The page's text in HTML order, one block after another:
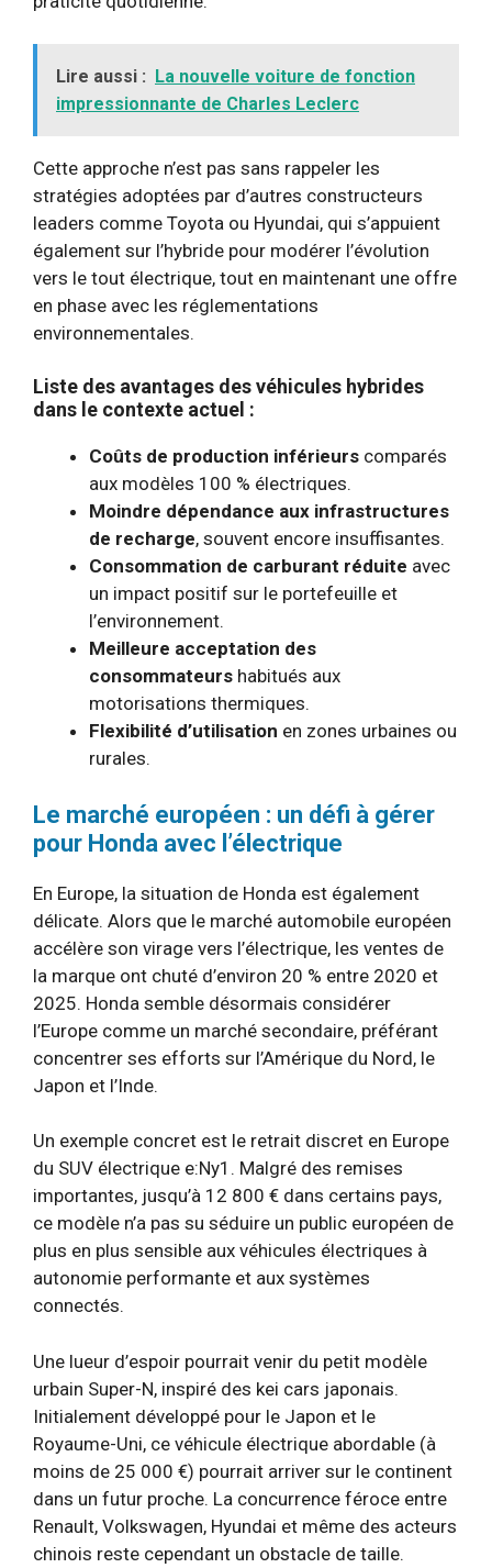
Lire aussi : La nouvelle voiture de fonction
impressionnante de Charles Leclerc
Cette approche n’est pas sans rappeler les
stratégies adoptées par d’autres constructeurs
leaders comme Toyota ou Hyundai, qui s’appuient
également sur l’hybride pour modérer l’évolution
vers le tout électrique, tout en maintenant une offre
en phase avec les réglementations
environnementales.
Liste des avantages des véhicules hybrides
dans le contexte actuel :
Coûts de production inférieurs comparés
aux modèles 100 % électriques.
Moindre dépendance aux infrastructures
de recharge, souvent encore insuffisantes.
Consommation de carburant réduite avec
un impact positif sur le portefeuille et
l’environnement.
Meilleure acceptation des
consommateurs habitués aux
motorisations thermiques.
Flexibilité d’utilisation en zones urbaines ou
rurales.
Le marché européen : un défi à gérer
pour Honda avec l’électrique
En Europe, la situation de Honda est également
délicate. Alors que le marché automobile européen
accélère son virage vers l’électrique, les ventes de
la marque ont chuté d’environ 20 % entre 2020 et
2025. Honda semble désormais considérer
l’Europe comme un marché secondaire, préférant
concentrer ses efforts sur l’Amérique du Nord, le
Japon et l’Inde.
Un exemple concret est le retrait discret en Europe
du SUV électrique e:Ny1. Malgré des remises
importantes, jusqu’à 12 800 € dans certains pays,
ce modèle n’a pas su séduire un public européen de
plus en plus sensible aux véhicules électriques à
autonomie performante et aux systèmes
connectés.
Une lueur d’espoir pourrait venir du petit modèle
urbain Super-N, inspiré des kei cars japonais.
Initialement développé pour le Japon et le
Royaume-Uni, ce véhicule électrique abordable (à
moins de 25 000 €) pourrait arriver sur le continent
dans un futur proche. La concurrence féroce entre
Renault, Volkswagen, Hyundai et même des acteurs
chinois reste cependant un obstacle de taille.